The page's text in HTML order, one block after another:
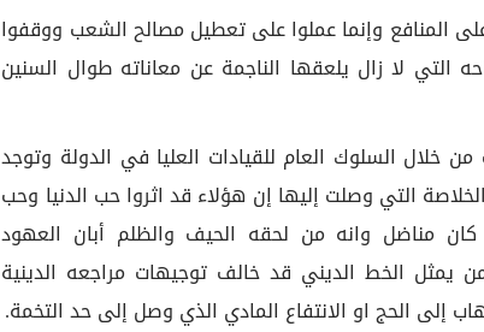
المنافع وإنما عملوا على تعطيل مصالح الشعب ووقفوا
التي لا زال يلعقها الناجمة عن معاناته طوال السنين
خلال السلوك العام للقيادات العليا في الدولة وتوجد
التي وصلت إليها إن هؤلاء قد اثروا حب الدنيا وحب
مناضل وانه من لحقه الحيف والظلم أبان العهود
يمثل الخط الديني قد خالف توجيهات مراجعه الدينية
إلى الحج او الانتفاع المادي الذي وصل إلى حد التخمة.